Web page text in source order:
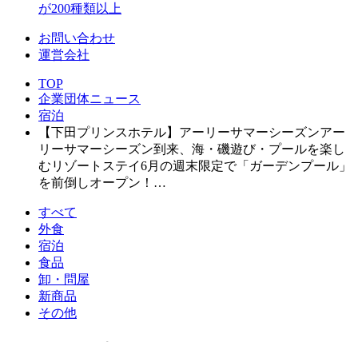
が200種類以上
お問い合わせ
運営会社
TOP
企業団体ニュース
宿泊
【下田プリンスホテル】アーリーサマーシーズンアー
リーサマーシーズン到来、海・磯遊び・プールを楽し
むリゾートステイ6月の週末限定で「ガーデンプール」
を前倒しオープン！…
すべて
外食
宿泊
食品
卸・問屋
新商品
その他